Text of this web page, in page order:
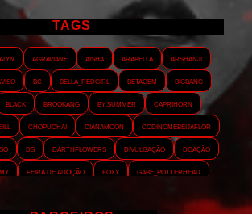
TAGS
Agraviane Aisha Arabella
Arshanji
BC Bella_RedGirl Betagem
Bigbang
Black Brookang By.summer
Caprihorn
Chopuchai Cianamoon
Codinomebeijaflor
DS Darthflowers Divulgação
Doação
Feira de adoção Foxy
Gabe_Potterhead